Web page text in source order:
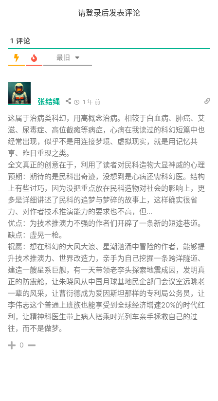
请登录后发表评论
1 评论
最旧
张结绳 1 年 前
这属于治病类科幻，用高概念治病。相较于白血病、肺癌、艾
滋、尿毒症、高位截瘫等病症，心病在我读过的科幻短篇中也
经常出现，似乎不是用连接梦境、虚拟现实，就是用记忆共
享、昨日重现之类。
全文真正的创意在于，利用了读者对民科造物大显神威的心理
预期：期待的是民科出奇迹，没想到是心病还需科幻医。结构
上有些讨巧，因为没把重点放在民科造物对社会的影响上，更
多是详细讲述了民科的追梦与梦碎的故事上，这样确实很省
力、对作者技术推演能力的要求也不高，但…
优点：为技术推演力不强的作者们开辟了一条新的短途巷道。
缺点：虚晃一枪。
祝愿：想在科幻的大风大浪、星潮汹涌中冒险的作者，能够提
升技术推演力、世界改造力，亲手为自己挖掘一条跨洋隧道、
建造一艘星系巨舰，有一天带领老李头探索地震成因，发明真
正的防震舱，让朱晓风从中国月球基地民企部门会议室远眺老
一辈的风采，让曹衍德成为爱因斯坦那样的专利局公务员，让
李伟志这个普通上班族也能享受到全球经济增速20%的时代红
利，让精神科医生带上病人搭乘时光列车亲手拯救自己的过
往，而不是做梦。
0